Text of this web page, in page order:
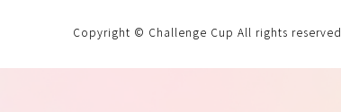
Copyright © Challenge Cup All rights reserved.